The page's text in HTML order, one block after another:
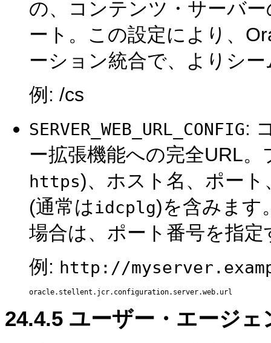
の、コンテンツ・サーバ
ート。この設定により、
ーション統合で、よりシ
例: /cs
SERVER_WEB_URL_CONFIG:
ー拡張機能への完全URL
https)、ホスト名、ポー
(通常はidcplg)を含みます
場合は、ポート番号を指
例: http://
24.4.5 ユーザー・エージェ